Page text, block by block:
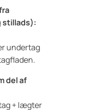
stillads):
undertag
del af
+ lægter